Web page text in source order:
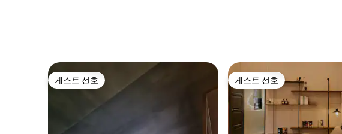
게스트 선호
게스트 선호 게스트 선호
게스트 선호